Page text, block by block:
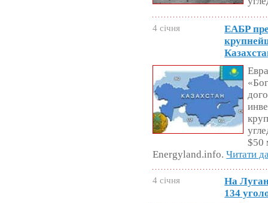
4 січня
ЕАБР
$50
Energyland.info.Читати
4 січня
На
134